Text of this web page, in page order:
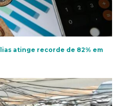
atinge recorde de 82% em